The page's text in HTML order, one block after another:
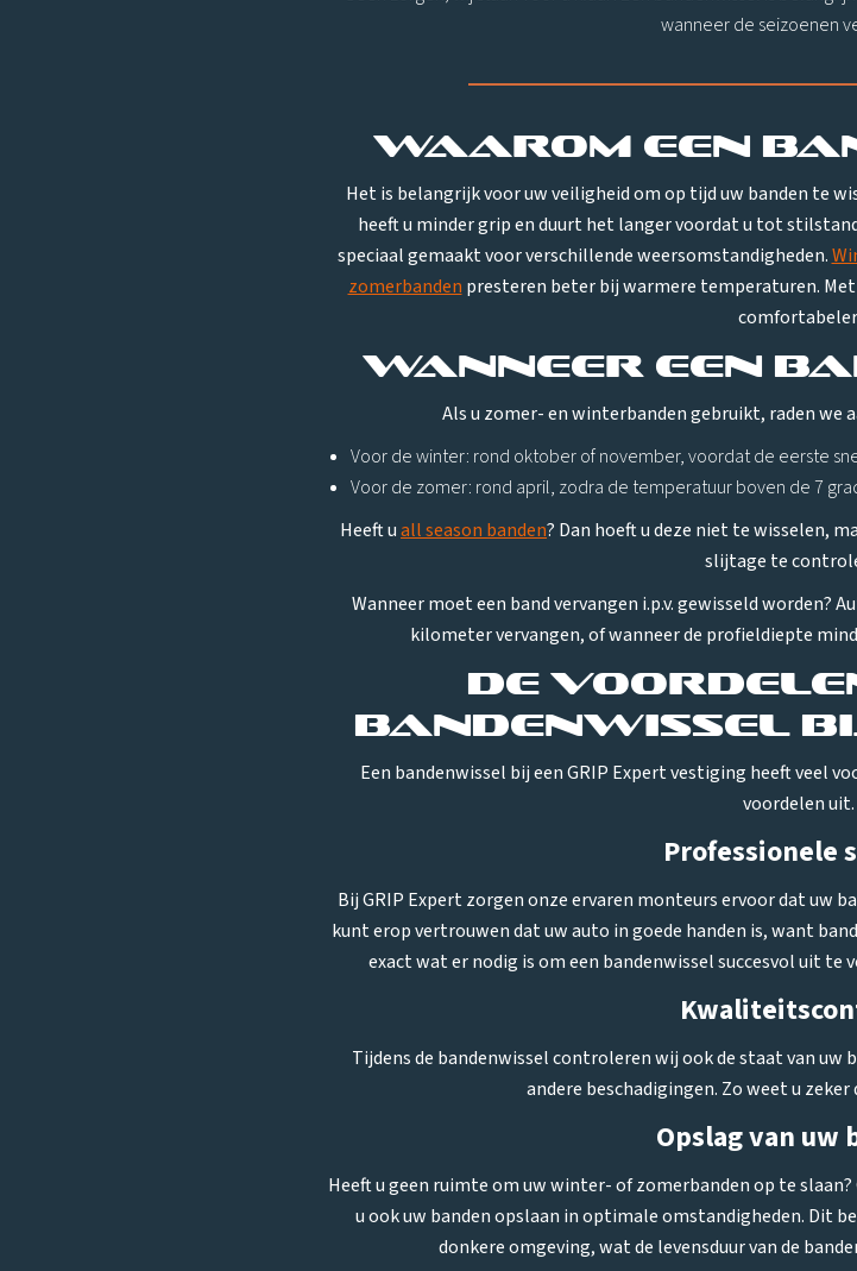
wanneer de seizoenen
Waarom een
Het is belangrijk voor uw veiligheid om op tijd uw banden te
heeft u minder grip en duurt het langer voordat u tot
speciaal gemaakt voor verschillende weersomstandigheden.
zomerbanden presteren beter bij warmere temperaturen.
Wanneer een
Als u zomer- en winterbanden gebruikt, raden we
Voor de winter: rond oktober of november, voordat de eerste
Voor de zomer: rond april, zodra de temperatuur boven de 7
Heeft uall season banden? Dan hoeft u deze niet te wisselen,
slijtage te
Wanneer moet een band vervangen i.p.v. gewisseld worden?
kilometer vervangen, of wanneer de profieldiepte
De
bandenwissel
Een bandenwissel bij een GRIP Expert vestiging heeft veel
voordelen uit.
Professionele
Bij GRIP Expert zorgen onze ervaren monteurs ervoor dat uw
kunt erop vertrouwen dat uw auto in goede handen is, want
exact wat er nodig is om een bandenwissel succesvol uit te
Tijdens de bandenwissel controleren wij ook de staat van
andere beschadigingen. Zo weet u
Opslag van uw
Heeft u geen ruimte om uw winter- of zomerbanden op te
u ook uw banden opslaan in optimale omstandigheden. Dit
donkere omgeving, wat de levensduur van de